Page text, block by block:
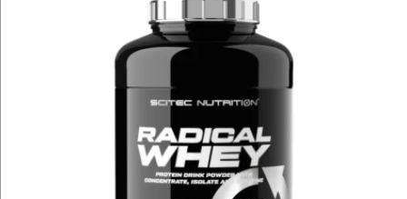
47,90 €
hasta